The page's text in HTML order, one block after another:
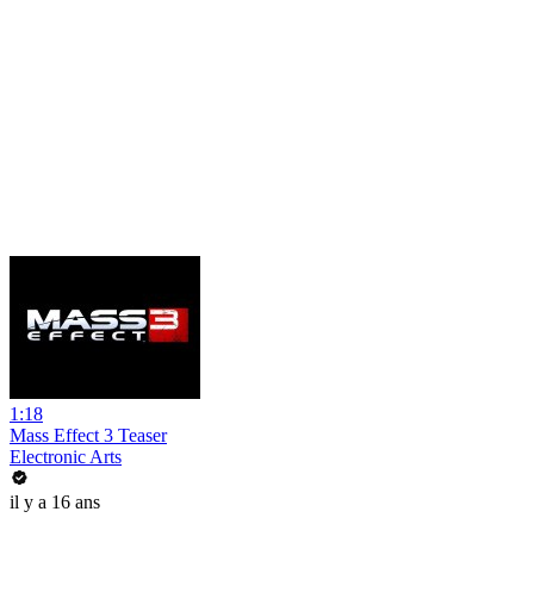
1:18
Mass Effect 3 Teaser
Electronic Arts
il y a 16 ans